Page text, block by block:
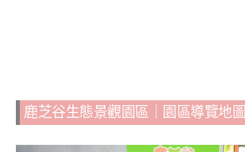
鹿芝谷生態景觀園區｜園區導覽地圖